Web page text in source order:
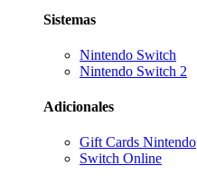
Sistemas
Nintendo Switch
Nintendo Switch 2
Adicionales
Gift Cards Nintendo
Switch Online